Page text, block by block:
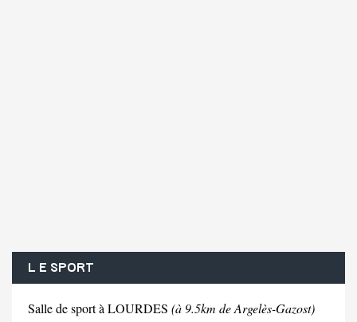
L E SPORT
Salle de sport à LOURDES (à 9.5km de Argelès-Gazost)